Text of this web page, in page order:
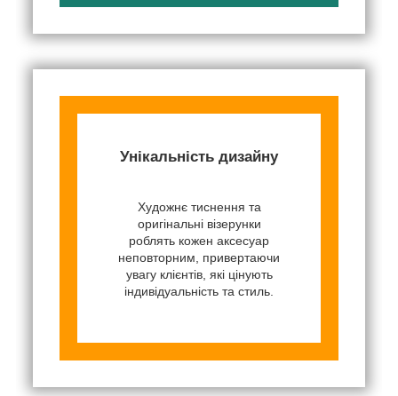
Унікальність дизайну
Художнє тиснення та
оригінальні візерунки
роблять кожен аксесуар
неповторним, привертаючи
увагу клієнтів, які цінують
індивідуальність та стиль.